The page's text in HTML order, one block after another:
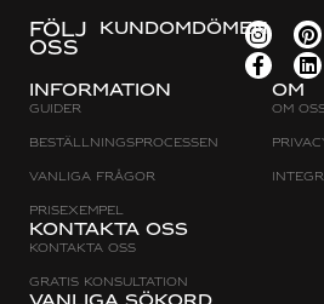
Information
Guider
Beställningsprocessen
Vanliga frågor
Prisexempel
Kontakta oss
Kontakta oss
Gratis konsultation
Om
Om
FÖLJ
OSS
KUNDOMDÖMEN